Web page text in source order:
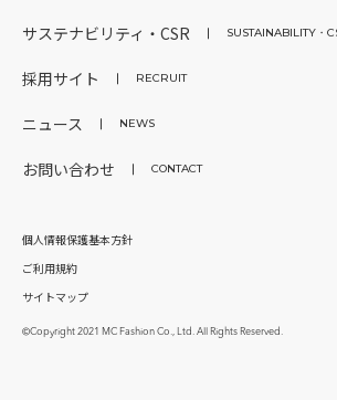
サステナビリティ・CSR SUSTAINABILITY・
採用サイト RECRUIT
ニュース NEWS
お問い合わせ CONTACT
©Copyright 2021 MC Fashion Co., Ltd. All Rights Reserved.
個人情報保護基本方針
ご利用規約
サイトマップ